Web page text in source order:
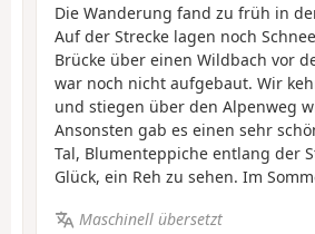
Die Wanderung fand zu früh in
Auf der Strecke lagen noch
Brücke über einen Wildbach vor
war noch nicht aufgebaut. Wir
und stiegen über den Alpenweg
Ansonsten gab es einen sehr
Tal, Blumenteppiche entlang der
Glück, ein Reh zu sehen. Im
Maschinell übersetzt